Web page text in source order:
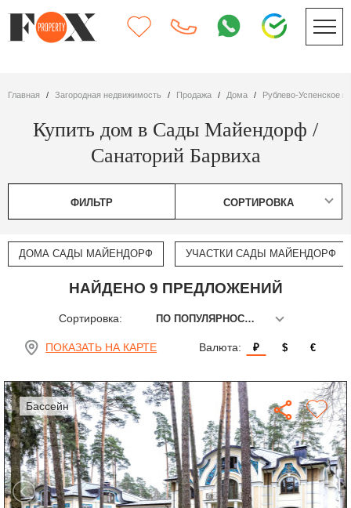
Главная Загородная недвижимость Продажа дома Рублево-Успенское
Купить дом в Сады Майендорф /
Санаторий Барвиха
ФИЛЬТР СОРТИРОВКА
ДОМА САДЫ МАЙЕНДОРФ УЧАСТКИ САДЫ МАЙЕНДОРФ
НАЙДЕНО 9 ПРЕДЛОЖЕНИЙ
Сортировка: ПО ПОПУЛЯРНОСТИ
ПОКАЗАТЬ НА КАРТЕ Валюта: ₽ $ €
бассейн